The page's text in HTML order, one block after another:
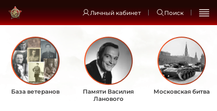
Личный кабинет Поиск
База ветеранов
Памяти Василия
Ланового
Московская битва